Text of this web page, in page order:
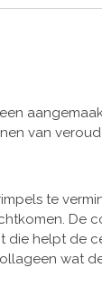
van
te
De
die helpt de
wat